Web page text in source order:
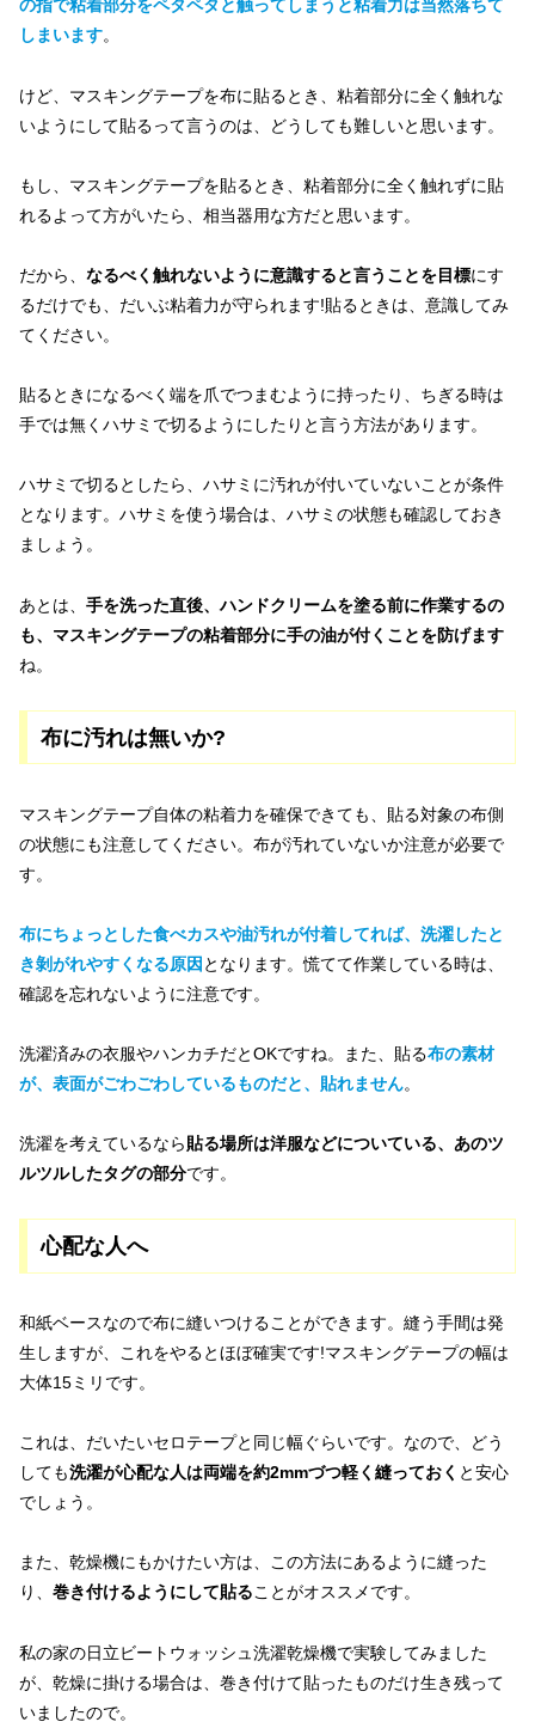
の指で粘着部分をペタペタと触ってしまうと粘着力は当然落ちて
しまいます。
けど、マスキングテープを布に貼るとき、粘着部分に全く触れな
いようにして貼るって言うのは、どうしても難しいと思います。
もし、マスキングテープを貼るとき、粘着部分に全く触れずに貼
れるよって方がいたら、相当器用な方だと思います。
だから、 なるべく触れないように意識すると言うことを目標にす
るだけでも、だいぶ粘着力が守られます!貼るときは、意識してみ
てください。
貼るときになるべく端を爪でつまむように持ったり、ちぎる時は
手では無くハサミで切るようにしたりと言う方法があります。
ハサミで切るとしたら、ハサミに汚れが付いていないことが条件
となります。ハサミを使う場合は、ハサミの状態も確認しておき
ましょう。
あとは、 手を洗った直後、ハンドクリームを塗る前に作業するの
も、マスキングテープの粘着部分に手の油が付くことを防げます
ね。
布に汚れは無いか?
マスキングテープ自体の粘着力を確保できても、貼る対象の布側
の状態にも注意してください。布が汚れていないか注意が必要で
す。
布にちょっとした食べカスや油汚れが付着してれば、洗濯したと
き剝がれやすくなる原因 となります。慌てて作業している時は、
確認を忘れないように注意です。
洗濯済みの衣服やハンカチだとOKですね。また、貼る布の素材
が、表面がごわごわしているものだと、貼れません。
洗濯を考えているなら貼る場所は洋服などについている、あのツ
ルツルしたタグの部分です。
心配な人へ
和紙ベースなので布に縫いつけることができます。縫う手間は発
生しますが、これをやるとほぼ確実です!マスキングテープの幅は
大体15ミリです。
これは、だいたいセロテープと同じ幅ぐらいです。なので、どう
しても洗濯が心配な人は両端を約2mmづつ軽く縫っておく と安心
でしょう。
また、乾燥機にもかけたい方は、この方法にあるように縫った
り、 巻き付けるようにして貼ることがオススメです。
私の家の日立ビートウォッシュ洗濯乾燥機で実験してみました
が、乾燥に掛ける場合は、巻き付けて貼ったものだけ生き残って
いましたので。